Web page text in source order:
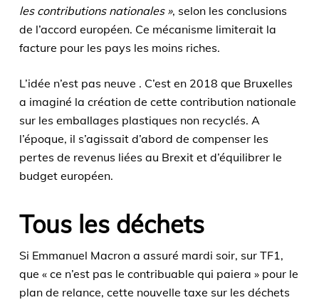
les contributions nationales », selon les conclusions
de l’accord européen. Ce mécanisme limiterait la
facture pour les pays les moins riches.
L’idée n’est pas neuve . C’est en 2018 que Bruxelles
a imaginé la création de cette contribution nationale
sur les emballages plastiques non recyclés. A
l’époque, il s’agissait d’abord de compenser les
pertes de revenus liées au Brexit et d’équilibrer le
budget européen.
Tous les déchets
Si Emmanuel Macron a assuré mardi soir, sur TF1,
que « ce n’est pas le contribuable qui paiera » pour le
plan de relance, cette nouvelle taxe sur les déchets